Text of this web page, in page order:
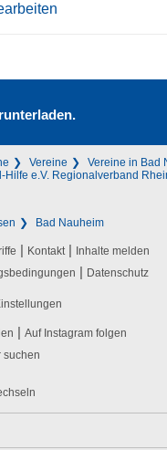
Vereine
Vereine in Bad
Hilfe e.V. Regionalverband
Bad Nauheim
| Kontakt | Inhalte melden
| Datenschutz
| Auf Instagram folgen
suchen